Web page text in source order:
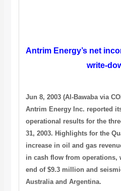
Antrim Energy’s net
write-
Jun 8, 2003 (Al-Bawaba via
Antrim Energy Inc. reported
operational results for the
31, 2003. Highlights for the
increase in oil and gas
in cash flow from operations,
end of $9.3 million and
Australia and Argentina.